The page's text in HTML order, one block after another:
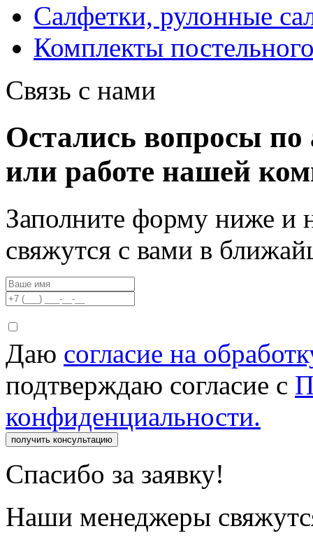
Салфетки, рулонные
Комплекты
Связь с нами
Остались вопросы по
или работе нашей
Заполните форму ниже и
свяжутся с вами в
Даю согласие на
подтверждаю согласие с
конфиденциальности.
получить консультацию
Спасибо за заявку!
Наши менеджеры